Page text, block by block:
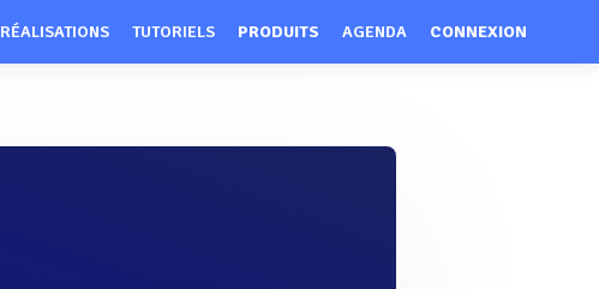
RÉALISATIONS TUTORIELS PRODUITS AGENDA CONNEXION